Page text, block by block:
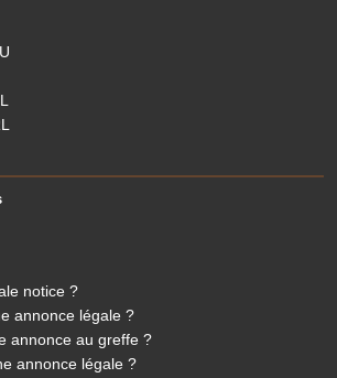
notice ?
annonce légale ?
annonce au greffe ?
annonce légale ?